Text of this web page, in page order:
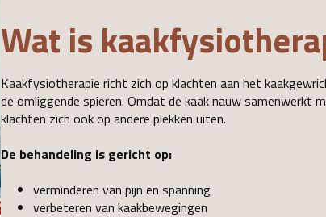
Wat is
Kaakfysiotherapie richt zich op klachten aan het
de omliggende spieren. Omdat de kaak nauw samenwerkt
klachten zich ook op andere plekken uiten.
De behandeling is gericht op:
verminderen van pijn en spanning
verbeteren van kaakbewegingen